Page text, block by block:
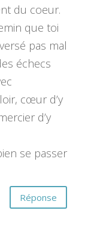
du coeur.
que toi
pas mal
échecs
cœur d’y
d’y
se passer
Réponse